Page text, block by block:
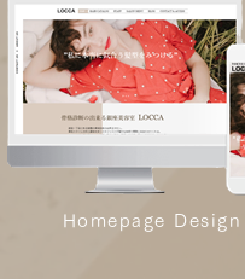
Homepage Design